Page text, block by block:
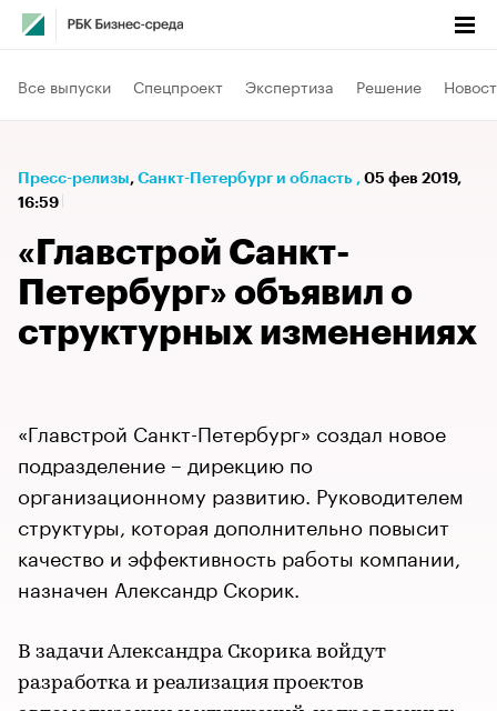
Все выпуски Спецпроект Экспертиза Решение
Пресс-релизы⁠, Санкт-Петербург и область , 05 фев 2019,
16:59
«Главстрой Санкт-
Петербург» объявил о
структурных изменениях
«Главстрой Санкт-Петербург» создал новое
подразделение – дирекцию по
организационному развитию. Руководителем
структуры, которая дополнительно повысит
качество и эффективность работы компании,
назначен Александр Скорик.
В задачи Александра Скорика войдут
разработка и реализация проектов